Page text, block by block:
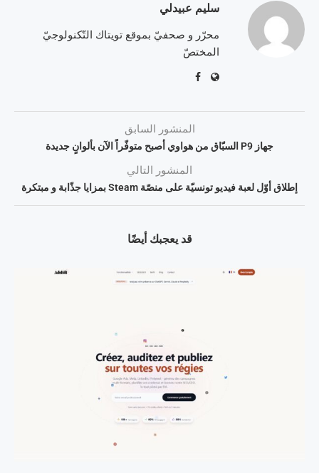
سليم عبيدلي
محرّر و صحفيّ بموقع تويتاك التّكنولوجيّ
المختصّ
المنشور السابق
جهاز P9 السبّاق من هواوي أصبح متوفّراً الآن بألوانٍ جديدة
المنشور التالي
إطلاق أوّل لعبة فيديو تونسيّة على منصّة Steam بمزايا جذّابة و مبتكرة
قد يعجبك أيضًا